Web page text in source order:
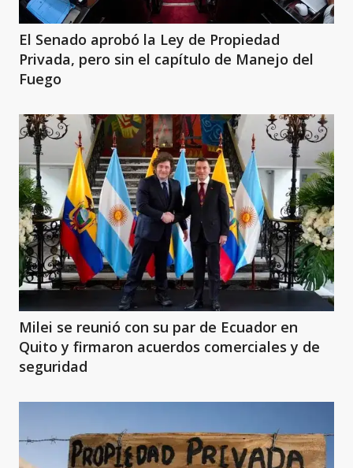
El Senado aprobó la Ley de Propiedad
Privada, pero sin el capítulo de Manejo del
Fuego
Milei se reunió con su par de Ecuador en
Quito y firmaron acuerdos comerciales y de
seguridad